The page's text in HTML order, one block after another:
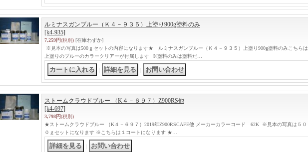
ルミナスガンブルー（Ｋ４－９３５）上塗り900g塗料のみ
[k4-935]
7,259円(税別) [在庫わずか]
※見本の写真は500ｇセットの内容になります★ ルミナスガンブルー（Ｋ４－９３５）上塗り900g塗料のみこちらは
上塗りのブルーのカラークリアーが付属します ※塗料のみは塗料だ…
ストームクラウドブルー （K４－６９７）Z900RS他
[k4-697]
3,798円(税別)
★ストームクラウドブルー （K４－６９７）2019年Z900RSCAFE他 メーカーカラーコード 62K ※見本の写真は５０
０ｇセットになります ※こちらは１コートになります ★…